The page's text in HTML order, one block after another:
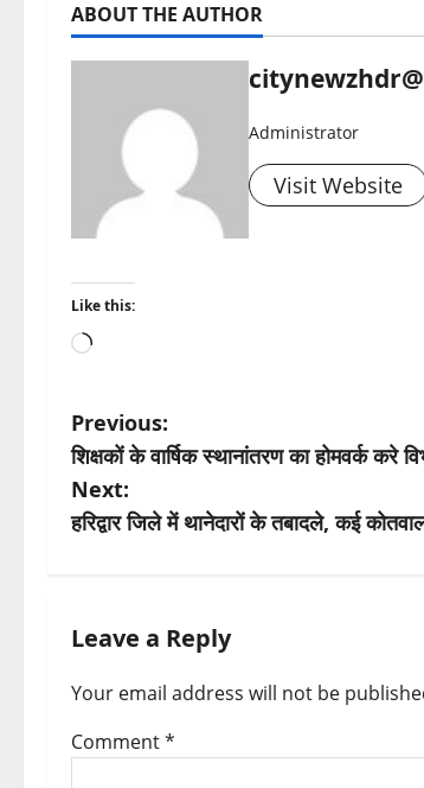
ABOUT THE AUTHOR
Administrator
Visit Website
Like this:
Loading…
P
o
s
a
v
i
Previous:
शिक्षकों के वार्षिक स्थानांतरण का होमवर्क करे
Next:
हरिद्वार जिले में थानेदारों के तबादले, कई
Leave a Reply
Your email address will not be
Comment*